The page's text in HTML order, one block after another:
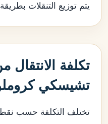
يتم توزيع التنقلات
تكلفة
تشيسكي
تختلف التكلفة حسب